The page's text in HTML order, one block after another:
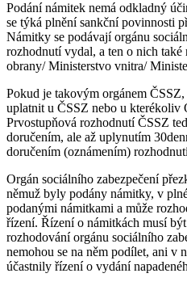
Podání námitek nemá odkladný
se týká plnění sankční povinnosti
Námitky se podávají orgánu
rozhodnutí vydal, a ten o nich
obrany/ Ministerstvo vnitra/
Pokud je takovým orgánem
uplatnit u ČSSZ nebo u kterékoliv
Prvostupňová rozhodnutí ČSSZ
doručením, ale až uplynutím
doručením (oznámením)
Orgán sociálního zabezpečení
němuž byly podány námitky, v
podanými námitkami a může
řízení. Řízení o námitkách musí
rozhodování orgánu sociálního
nemohou se na něm podílet, ani v
účastnily řízení o vydání